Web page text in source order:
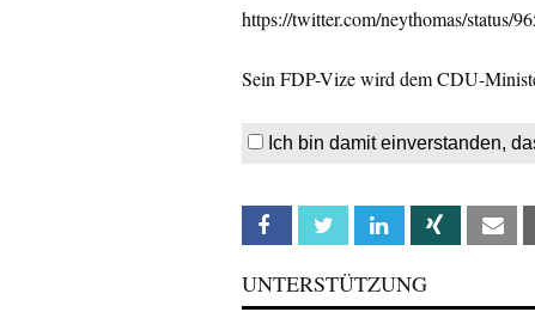
https://twitter.com/neythomas/status/
Sein FDP-Vize wird dem CDU-
Ich bin damit einverstanden,
Facebook Twitter Linkedin Xing
UNTERSTÜTZUNG